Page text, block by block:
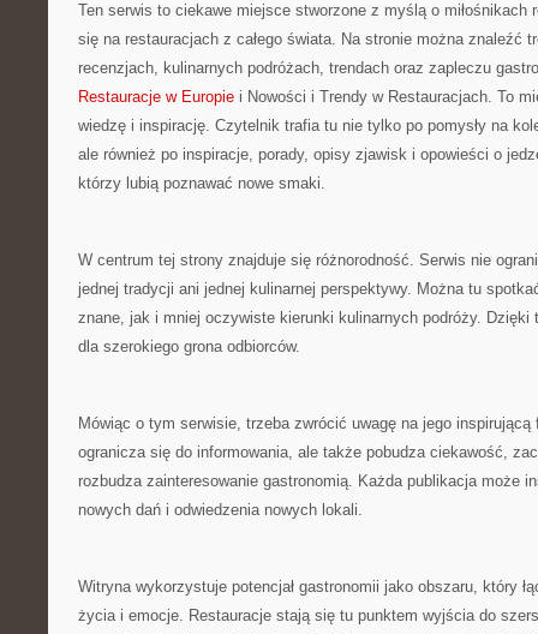
Ten serwis to ciekawe miejsce stworzone z myślą o miłośnikach
się na restauracjach z całego świata. Na stronie można znaleźć
recenzjach, kulinarnych podróżach, trendach oraz zapleczu
Restauracje w Europie i Nowości i Trendy w Restauracjach. To
wiedzę i inspirację. Czytelnik trafia tu nie tylko po pomysły na
ale również po inspiracje, porady, opisy zjawisk i opowieści o
którzy lubią poznawać nowe smaki.
W centrum tej strony znajduje się różnorodność. Serwis nie
jednej tradycji ani jednej kulinarnej perspektywy. Można tu
znane, jak i mniej oczywiste kierunki kulinarnych podróży. Dzięki
dla szerokiego grona odbiorców.
Mówiąc o tym serwisie, trzeba zwrócić uwagę na jego inspirującą
ogranicza się do informowania, ale także pobudza ciekawość,
rozbudza zainteresowanie gastronomią. Każda publikacja może
nowych dań i odwiedzenia nowych lokali.
Witryna wykorzystuje potencjał gastronomii jako obszaru, który
życia i emocje. Restauracje stają się tu punktem wyjścia do